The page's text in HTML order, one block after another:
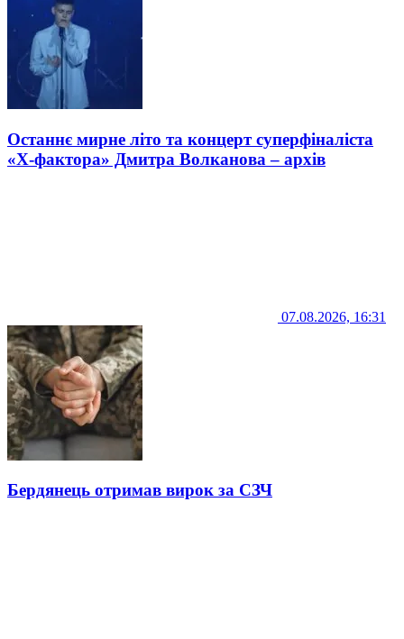
Останнє мирне літо та концерт суперфіналіста
«Х-фактора» Дмитра Волканова – архів
07.08.2026, 16:31
Бердянець отримав вирок за СЗЧ